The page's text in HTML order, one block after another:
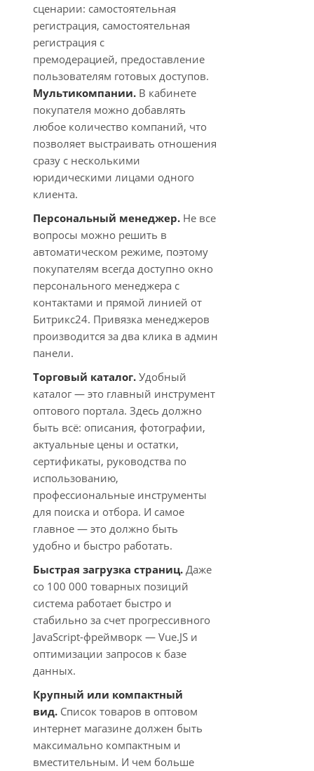
сценарии: самостоятельная
регистрация, самостоятельная
регистрация с
премодерацией, предоставление
пользователям готовых доступов.
Мультикомпании. В кабинете
покупателя можно добавлять
любое количество компаний, что
позволяет выстраивать отношения
сразу с несколькими
юридическими лицами одного
клиента.
Персональный менеджер. Не все
вопросы можно решить в
автоматическом режиме, поэтому
покупателям всегда доступно окно
персонального менеджера с
контактами и прямой линией от
Битрикс24. Привязка менеджеров
производится за два клика в админ
панели.
Торговый каталог. Удобный
каталог — это главный инструмент
оптового портала. Здесь должно
быть всё: описания, фотографии,
актуальные цены и остатки,
сертификаты, руководства по
использованию,
профессиональные инструменты
для поиска и отбора. И самое
главное — это должно быть
удобно и быстро работать.
Быстрая загрузка страниц. Даже
со 100 000 товарных позиций
система работает быстро и
стабильно за счет прогрессивного
JavaScript-фреймворк — Vue.JS и
оптимизации запросов к базе
данных.
Крупный или компактный
вид. Список товаров в оптовом
интернет магазине должен быть
максимально компактным и
вместительным. И чем больше